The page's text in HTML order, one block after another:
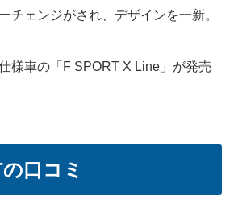
チェンジがされ、デザインを一新。
様車の「F SPORT X Line」が発売
口コミ